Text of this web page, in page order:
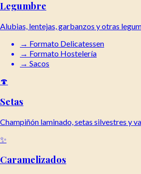
Legumbre
Alubias, lentejas, garbanzos y otras
→ Formato Delicatessen
→ Formato Hostelería
→ Sacos
🍄
Setas
Champiñón laminado, setas silvestres y
✨
Caramelizados